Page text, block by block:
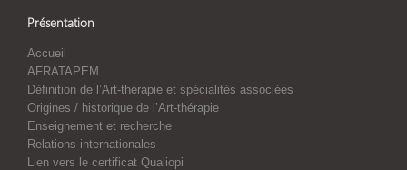
Présentation
Accueil
AFRATAPEM
Définition de l’Art-thérapie et spécialités associées
Origines / historique de l’Art-thérapie
Enseignement et recherche
Relations internationales
Lien vers le certificat Qualiopi